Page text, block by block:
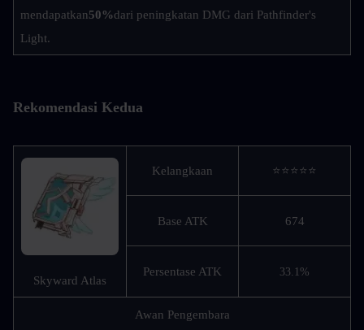
mendapatkan50%dari peningkatan DMG dari Pathfinder's
Light.
Rekomendasi Kedua
Skyward Atlas
Kelangkaan ⭐⭐⭐⭐⭐
Base ATK 674
Persentase ATK 33.1%
Awan Pengembara